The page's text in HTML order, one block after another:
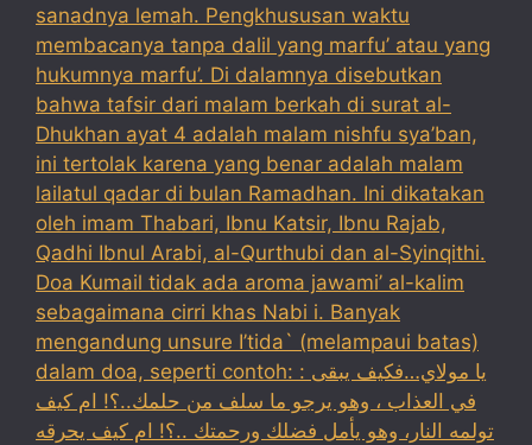
sanadnya lemah. Pengkhususan waktu
membacanya tanpa dalil yang marfu’ atau yang
hukumnya marfu’. Di dalamnya disebutkan
bahwa tafsir dari malam berkah di surat al-
Dhukhan ayat 4 adalah malam nishfu sya’ban,
ini tertolak karena yang benar adalah malam
lailatul qadar di bulan Ramadhan. Ini dikatakan
oleh imam Thabari, Ibnu Katsir, Ibnu Rajab,
Qadhi Ibnul Arabi, al-Qurthubi dan al-Syinqithi.
Doa Kumail tidak ada aroma jawami’ al-kalim
sebagaimana cirri khas Nabi i. Banyak
mengandung unsure I’tida` (melampaui batas)
dalam doa, seperti contoh: : يا مولاي…فكيف يبقى
في العذاب ، وهو يرجو ما سلف من حلمك..؟! ام كيف
تولمه النار، وهو يأمل فضلك ورحمتك ..؟! ام كيف يحرقه